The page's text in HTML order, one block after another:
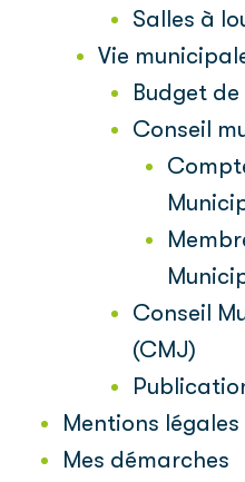
Salles à
Vie
Budget
Conseil
Conseil
(CMJ)
Mentions légales
Mes démarches